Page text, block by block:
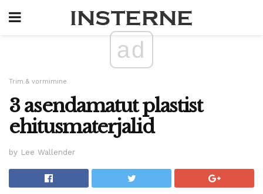
ad
Trim & vormimine
3 asendamatut plastist
ehitusmaterjalid
by Lee Wallender